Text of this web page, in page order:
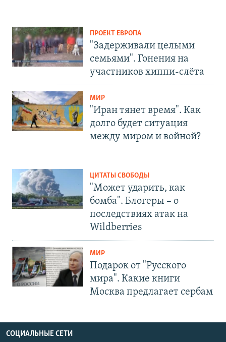
ПРОЕКТ ЕВРОПА
"Задерживали целыми
семьями". Гонения на
участников хиппи-слёта
МИР
"Иран тянет время". Как
долго будет ситуация
между миром и войной?
ЦИТАТЫ СВОБОДЫ
"Может ударить, как
бомба". Блогеры – о
последствиях атак на
Wildberries
МИР
Подарок от "Русского
мира". Какие книги
Москва предлагает сербам
СОЦИАЛЬНЫЕ СЕТИ